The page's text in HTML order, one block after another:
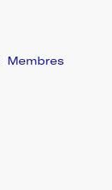
Membres